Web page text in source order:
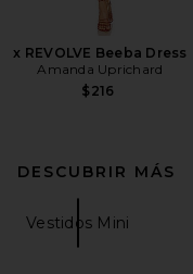
x REVOLVE Beeba Dress
Amanda Uprichard
$216
DESCUBRIR MÁS
Vestidos Mini